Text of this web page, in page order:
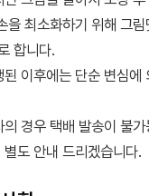
을 최소화하기 위해 그
합니다.
된 이후에는 단순 변심
의 경우 택배 발송이 불
도 안내 드리겠습니다.